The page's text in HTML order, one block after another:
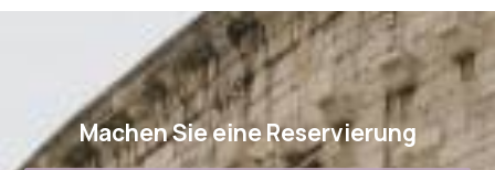
Machen Sie eine Reservierung